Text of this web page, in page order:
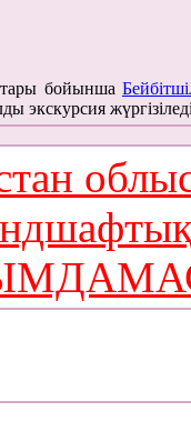
бойынша
экскурсия